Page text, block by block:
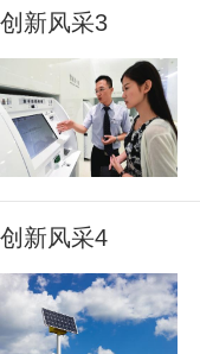
创新风采3
创新风采4